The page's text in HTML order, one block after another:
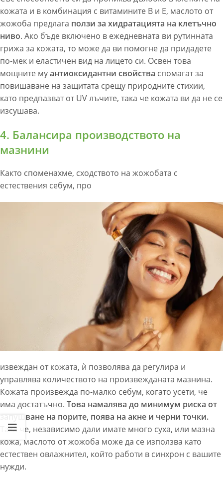
кожата и в комбинация с витамините В и Е, маслото от
жожоба предлага ползи за хидратацията на клетъчно
ниво. Ако бъде включено в ежедневната ви рутинната
грижа за кожата, то може да ви помогне да придадете
по-мек и еластичен вид на лицето си. Освен това
мощните муантиоксидантни свойства спомагат за
повишаване на защитата срещу природните стихии,
като предпазват от UV лъчите, така че кожата ви да не се
изсушава.
4. Балансира производството на
мазнини
Както споменахме, сходството на жожобата с
естествения себум, про
извеждан от кожата, ѝ позволява да регулира и
управлява количеството на произвежданата мазнина.
Кожата произвежда по-малко себум, когато усети, че
има достатъчно. Това намалява до минимум риска от
запушване на порите, поява на акне и черни точки.
Така че, независимо дали имате много суха, или мазна
кожа, маслото от жожоба може да се използва като
естествен овлажнител, който работи в синхрон с вашите
нужди.